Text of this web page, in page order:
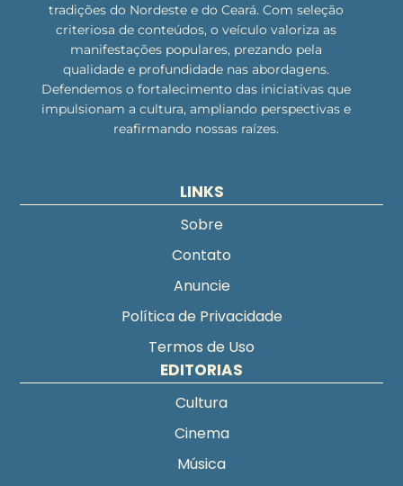
tradições do Nordeste e do Ceará. Com seleção
criteriosa de conteúdos, o veículo valoriza as
manifestações populares, prezando pela
qualidade e profundidade nas abordagens.
Defendemos o fortalecimento das iniciativas que
impulsionam a cultura, ampliando perspectivas e
reafirmando nossas raízes.
LINKS
Sobre
Contato
Anuncie
Política de Privacidade
Termos de Uso
EDITORIAS
Cultura
Cinema
Música